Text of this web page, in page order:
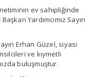
ev sahipliğinde
Yardımcımız Sayın
Erhan Güzel, siyasi
ve kıymetli
buluşmuştur.